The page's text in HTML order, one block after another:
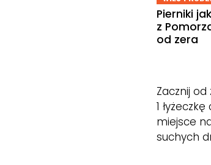
Pierniki
z
od zera
Zacznij
1
miejsce
suchych